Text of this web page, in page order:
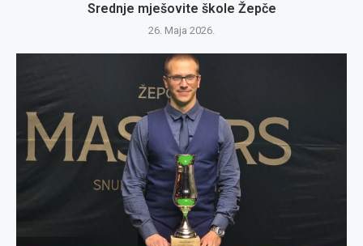
Srednje mješovite škole Žepče
26. Maja 2026.